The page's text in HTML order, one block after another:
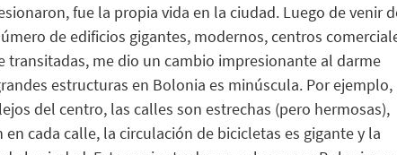
fue la propia vida en la ciudad. Luego de venir
de edificios gigantes, modernos, centros
transitadas, medio un cambio impresionante al darme
estructuras en Bolonia es minúscula. Porejemplo,
del centro, las calles son estrechas (pero hermosas),
cada calle, la circulación de bicicletas es gigante y la